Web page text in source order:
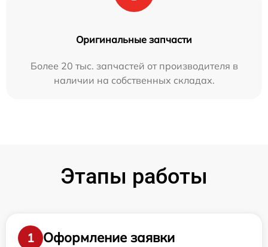
Оригинальные запчасти
Более 20 тыс. запчастей от производителя в
наличии на собственных складах.
Этапы работы
1
Оформление заявки